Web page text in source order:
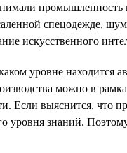
промышленность
спецодежде,
искусственного
уровне
можно в
Если выяснится, что
уровня знаний.